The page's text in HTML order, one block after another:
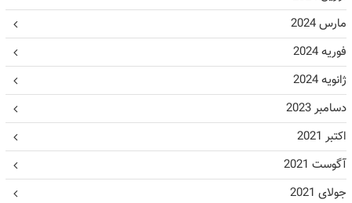
مارس 2024
فوریه 2024
ژانویه 2024
دسامبر 2023
اکتبر 2021
آگوست 2021
جولای 2021